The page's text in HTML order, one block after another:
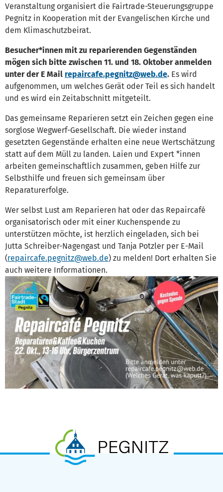
Veranstaltung organisiert die Fairtrade-Steuerungsgruppe
Pegnitz in Kooperation mit der Evangelischen Kirche und
dem Klimaschutzbeirat.
Besucher*innen mit zu reparierenden Gegenständen
mögen sich bitte zwischen 11. und 18. Oktober anmelden
unter der E Mail repaircafe.pegnitz@web.de. Es wird
aufgenommen, um welches Gerät oder Teil es sich handelt
und es wird ein Zeitabschnitt mitgeteilt.
Das gemeinsame Reparieren setzt ein Zeichen gegen eine
sorglose Wegwerf-Gesellschaft. Die wieder instand
gesetzten Gegenstände erhalten eine neue Wertschätzung
statt auf dem Müll zu landen. Laien und Expert *innen
arbeiten gemeinschaftlich zusammen, geben Hilfe zur
Selbsthilfe und freuen sich gemeinsam über
Reparaturerfolge.
Wer selbst Lust am Reparieren hat oder das Repaircafé
organisatorisch oder mit einer Kuchenspende zu
unterstützen möchte, ist herzlich eingeladen, sich bei
Jutta Schreiber-Nagengast und Tanja Potzler per E-Mail
(repaircafe.pegnitz@web.de) zu melden! Dort erhalten Sie
auch weitere Informationen.